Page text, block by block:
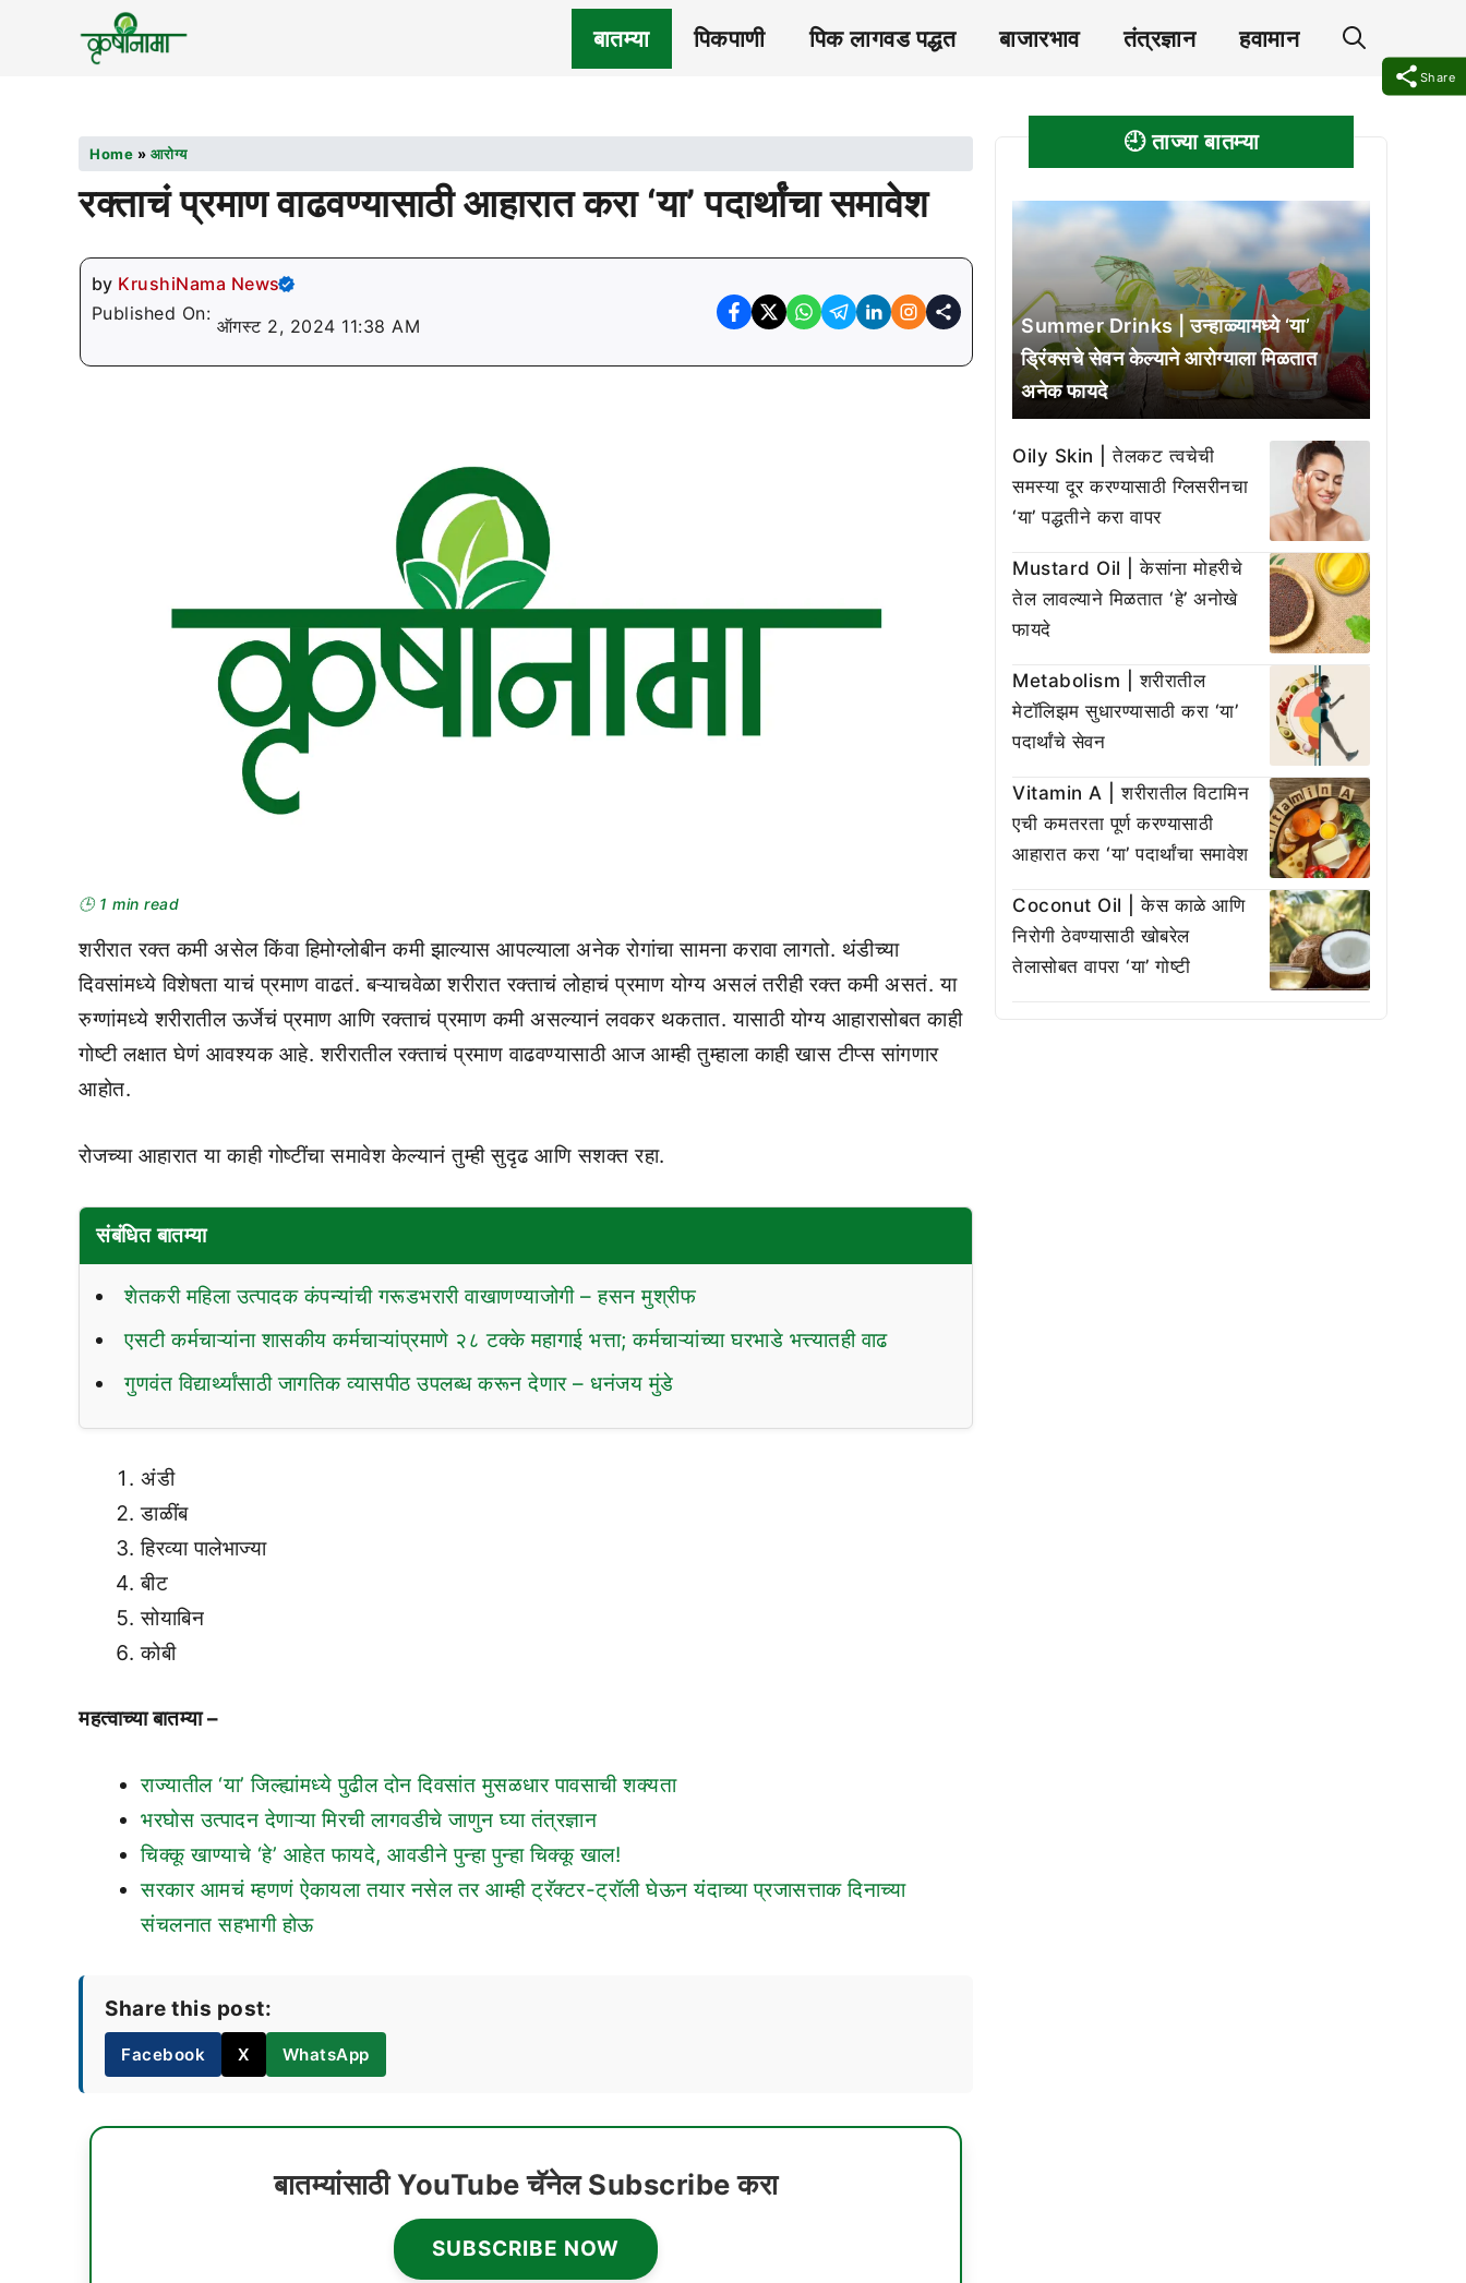
बातम्या पिकपाणी पिक लागवड पद्धत बाजारभाव तंत्रज्ञान हवामान
Share
Home » आरोग्य
रक्ताचं प्रमाण वाढवण्यासाठी आहारात करा ‘या’ पदार्थांचा समावेश
by KrushiNama News
Published On:
ऑगस्ट 2, 2024 11:38 AM
🕒 1 min read
शरीरात रक्त कमी असेल किंवा हिमोग्लोबीन कमी झाल्यास आपल्याला अनेक रोगांचा सामना करावा लागतो. थंडीच्या
दिवसांमध्ये विशेषता याचं प्रमाण वाढतं. बऱ्याचवेळा शरीरात रक्ताचं लोहाचं प्रमाण योग्य असलं तरीही रक्त कमी असतं. या
रुग्णांमध्ये शरीरातील ऊर्जेचं प्रमाण आणि रक्ताचं प्रमाण कमी असल्यानं लवकर थकतात. यासाठी योग्य आहारासोबत काही
गोष्टी लक्षात घेणं आवश्यक आहे. शरीरातील रक्ताचं प्रमाण वाढवण्यासाठी आज आम्ही तुम्हाला काही खास टीप्स सांगणार
आहोत.
रोजच्या आहारात या काही गोष्टींचा समावेश केल्यानं तुम्ही सुदृढ आणि सशक्त रहा.
संबंधित बातम्या
शेतकरी महिला उत्पादक कंपन्यांची गरूडभरारी वाखाणण्याजोगी – हसन मुश्रीफ
एसटी कर्मचाऱ्यांना शासकीय कर्मचाऱ्यांप्रमाणे २८ टक्के महागाई भत्ता; कर्मचाऱ्यांच्या घरभाडे भत्त्यातही वाढ
गुणवंत विद्यार्थ्यांसाठी जागतिक व्यासपीठ उपलब्ध करून देणार – धनंजय मुंडे
अंडी
डाळींब
हिरव्या पालेभाज्या
बीट
सोयाबिन
कोबी
महत्वाच्या बातम्या –
राज्यातील ‘या’ जिल्ह्यांमध्ये पुढील दोन दिवसांत मुसळधार पावसाची शक्यता
भरघोस उत्पादन देणाऱ्या मिरची लागवडीचे जाणुन घ्या तंत्रज्ञान
चिक्कू खाण्याचे ‘हे’ आहेत फायदे, आवडीने पुन्हा पुन्हा चिक्कू खाल!
सरकार आमचं म्हणणं ऐकायला तयार नसेल तर आम्ही ट्रॅक्टर-ट्रॉली घेऊन यंदाच्या प्रजासत्ताक दिनाच्या
संचलनात सहभागी होऊ
Share this post:
Facebook X WhatsApp
बातम्यांसाठी YouTube चॅनेल Subscribe करा
SUBSCRIBE NOW
🕘 ताज्या बातम्या
Summer Drinks | उन्हाळ्यामध्ये ‘या’
ड्रिंक्सचे सेवन केल्याने आरोग्याला मिळतात
अनेक फायदे
Oily Skin | तेलकट त्वचेची
समस्या दूर करण्यासाठी ग्लिसरीनचा
‘या’ पद्धतीने करा वापर
Mustard Oil | केसांना मोहरीचे
तेल लावल्याने मिळतात ‘हे’ अनोखे
फायदे
Metabolism | शरीरातील
मेटॉलिझम सुधारण्यासाठी करा ‘या’
पदार्थांचे सेवन
Vitamin A | शरीरातील विटामिन
एची कमतरता पूर्ण करण्यासाठी
आहारात करा ‘या’ पदार्थांचा समावेश
Coconut Oil | केस काळे आणि
निरोगी ठेवण्यासाठी खोबरेल
तेलासोबत वापरा ‘या’ गोष्टी